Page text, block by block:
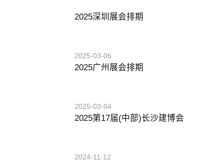
2025深圳展会排期
2025-03-06
2025广州展会排期
2025-03-04
2025第17届(中部)长沙建博会
2024-11-12